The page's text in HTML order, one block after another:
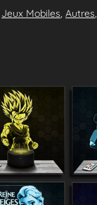
Jeux Mobiles,Autres,